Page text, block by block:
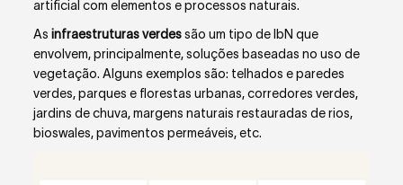
artificial com elementos e processos naturais.
Asinfraestruturas verdessão um tipo de IbN que
envolvem, principalmente, soluções baseadas no uso de
vegetação. Alguns exemplos são: telhados e paredes
verdes, parques e florestas urbanas, corredores verdes,
jardins de chuva, margens naturais restauradas de rios,
bioswales, pavimentos permeáveis, etc.